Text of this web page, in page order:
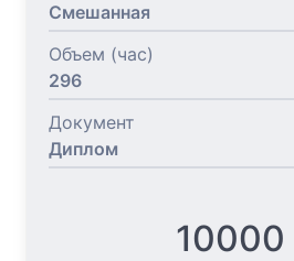
Смешанная
Объем (час)
296
Документ
Диплом
10000